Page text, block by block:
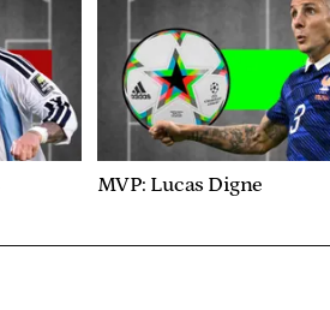
MVP: Lucas Digne